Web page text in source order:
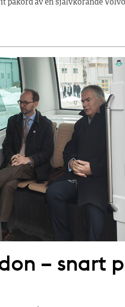
påkörd av en självkörande
– snart